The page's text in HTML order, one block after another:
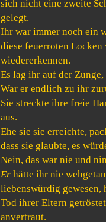
sich nicht eine zweite
gelegt.
Ihr war immer noch ein
diese feuerroten Locken
wiedererkennen.
Es lag ihr auf der Zunge,
War er endlich zu ihr
Sie streckte ihre freie
aus.
Ehe sie sie erreichte,
dass sie glaubte, es
Nein, das war nie und
Er hätte ihr nie
liebenswürdig gewesen,
Tod ihrer Eltern
anvertraut.